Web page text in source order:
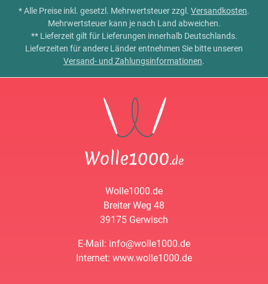
* Alle Preise inkl. gesetzl. Mehrwertsteuer zzgl. Versandkosten.
Mehrwertsteuer kann je nach Land abweichen.
** Lieferzeit gilt für Lieferungen innerhalb Deutschlands.
Lieferzeiten für andere Länder entnehmen Sie bitte unseren
Versand- und Zahlungsinformationen.
Wolle1000.de
Breiter Weg 48
39175 Gerwisch
E-Mail: info@wolle1000.de
Internet: www.wolle1000.de